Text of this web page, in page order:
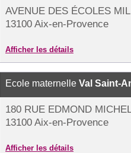
AVENUE DES ÉCOLES
13100 Aix-en-Provence
Afficher les détails
Ecole maternelle Val Saint-
180 RUE EDMOND
13100 Aix-en-Provence
Afficher les détails